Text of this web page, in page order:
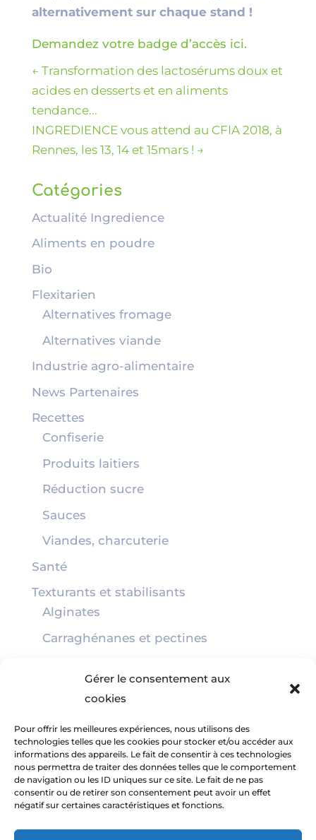
Gérer le consentement aux
cookies
Pour offrir les meilleures expériences, nous utilisons des
technologies telles que les cookies pour stocker et/ou accéder aux
informations des appareils. Le fait de consentir à ces technologies
nous permettra de traiter des données telles que le comportement
de navigation ou les ID uniques sur ce site. Le fait de ne pas
consentir ou de retirer son consentement peut avoir un effet
négatif sur certaines caractéristiques et fonctions.
alternativement sur chaque stand !
Demandez votre badge d’accès ici.
← Transformation des lactosérums doux et
acides en desserts et en aliments
tendance...
INGREDIENCE vous attend au CFIA 2018, à
Rennes, les 13, 14 et 15mars ! →
Catégories
Actualité Ingredience
Aliments en poudre
Bio
Flexitarien
Alternatives fromage
Alternatives viande
Industrie agro-alimentaire
News Partenaires
Recettes
Confiserie
Produits laitiers
Réduction sucre
Sauces
Viandes, charcuterie
Santé
Texturants et stabilisants
Alginates
Carraghénanes et pectines
Français
Nous Contacter
Recrutement